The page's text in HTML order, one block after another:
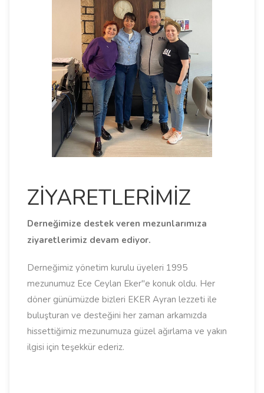
ZİYARETLERİMİZ
Derneğimize destek veren mezunlarımıza
ziyaretlerimiz devam ediyor.
Derneğimiz yönetim kurulu üyeleri 1995
mezunumuz Ece Ceylan Eker"e konuk oldu. Her
döner günümüzde bizleri EKER Ayran lezzeti ile
buluşturan ve desteğini her zaman arkamızda
hissettiğimiz mezunumuza güzel ağırlama ve yakın
ilgisi için teşekkür ederiz.